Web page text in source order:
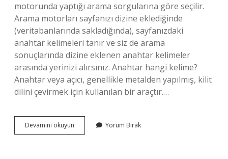
motorunda yaptığı arama sorgularına göre seçilir.
Arama motorları sayfanızı dizine eklediğinde
(veritabanlarında sakladığında), sayfanızdaki
anahtar kelimeleri tanır ve siz de arama
sonuçlarında dizine eklenen anahtar kelimeler
arasında yerinizi alırsınız. Anahtar hangi kelime?
Anahtar veya açıcı, genellikle metalden yapılmış, kilit
dilini çevirmek için kullanılan bir araçtır.…
Devamını okuyun Anahtar
Kelimeler
Yorum Bırak